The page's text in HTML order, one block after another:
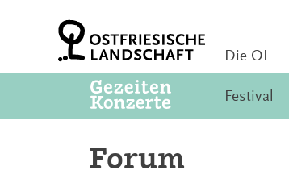
Die OL
Festival
Forum